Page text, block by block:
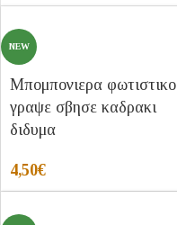
NEW
Μπομπονιερα φωτιστικο
γραψε σβησε καδρακι
διδυμα
4,50€